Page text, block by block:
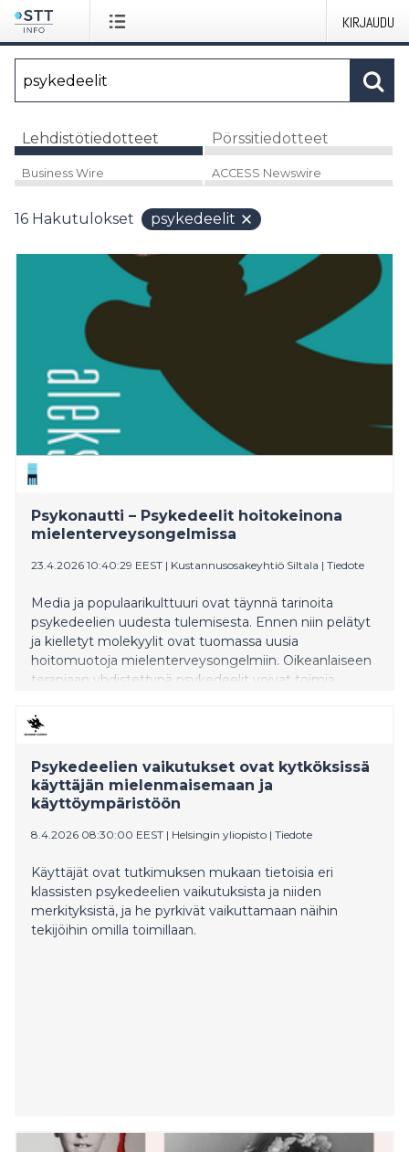
KIRJAUDU
Lehdistötiedotteet Pörssitiedotteet
Business Wire ACCESS Newswire
16 Hakutulokset psykedeelit
Psykonautti – Psykedeelit hoitokeinona
mielenterveysongelmissa
23.4.2026 10:40:29 EEST | Kustannusosakeyhtiö Siltala | Tiedote
Media ja populaarikulttuuri ovat täynnä tarinoita
psykedeelien uudesta tulemisesta. Ennen niin pelätyt
ja kielletyt molekyylit ovat tuomassa uusia
hoitomuotoja mielenterveysongelmiin. Oikeanlaiseen
terapiaan yhdistettynä psykedeelit voivat toimia
masennukseen, ahdistukseen ja addiktioihin.
Yhteiskuntatieteiden tohtori Aleksi Hupli on tutkinut
Hänen edellinen tietokirjansa Älyä lääkkeistä ja
päihteistä? - Tajusteiden hyötykäyttö (2024) voitti
Suomen Tiedekustantajien Liiton Vuoden tiedekirja -
palkinnon. Hänen uuden Psykonautti-kirjansa
manifestiin.
Psykedeelien vaikutukset ovat kytköksissä
käyttäjän mielenmaisemaan ja
käyttöympäristöön
8.4.2026 08:30:00 EEST | Helsingin yliopisto | Tiedote
Käyttäjät ovat tutkimuksen mukaan tietoisia eri
klassisten psykedeelien vaikutuksista ja niiden
merkityksistä, ja he pyrkivät vaikuttamaan näihin
tekijöihin omilla toimillaan.